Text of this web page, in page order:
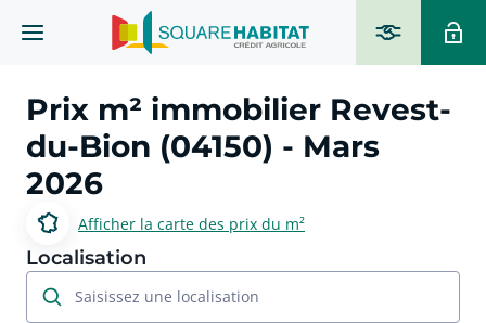
Prix m² immobilier Revest-
du-Bion (04150) - Mars
2026
Afficher la carte des prix du m²
Localisation
Saisissez une localisation